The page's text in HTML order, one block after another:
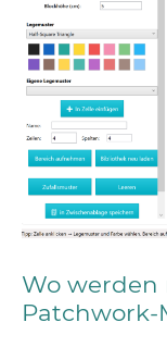
Wo werden
Patchwork-